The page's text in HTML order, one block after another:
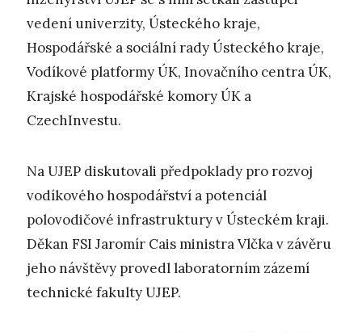
vedení univerzity, Ústeckého kraje,
Hospodářské a sociální rady Ústeckého kraje,
Vodíkové platformy ÚK, Inovačního centra ÚK,
Krajské hospodářské komory ÚK a
CzechInvestu.
Na UJEP diskutovali předpoklady pro rozvoj
vodíkového hospodářství a potenciál
polovodičové infrastruktury v Ústeckém kraji.
Děkan FSI Jaromír Cais ministra Vlčka v závěru
jeho návštěvy provedl laboratorním zázemí
technické fakulty UJEP.